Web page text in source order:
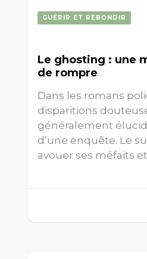
GUÉRIR ET REBONDIR
Le ghosting : une
de rompre
Dans les romans
disparitions
généralement
d’une enquête. Le
avouer ses méfaits